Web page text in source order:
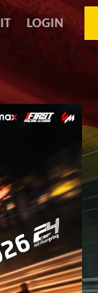
IT LOGIN